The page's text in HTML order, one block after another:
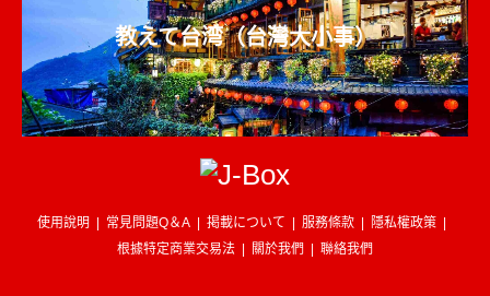
教えて台湾（台灣大小事）
使用說明 常見問題Q＆A 掲載について 服務條款
隱私權政策
根據特定商業交易法
關於我們 聯絡我們